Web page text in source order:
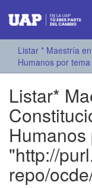
Listar * Maestría
Humanos por tema
Listar*
"http://
repo/